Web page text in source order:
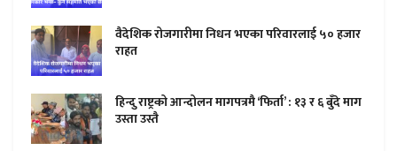
वैदेशिक रोजगारीमा निधन भएका परिवारलाई ५० हजार
राहत
हिन्दु राष्ट्रको आन्दोलन मागपत्रमै ‘फिर्ता’ : १३ र ६ बुँदे माग
उस्ता उस्तै